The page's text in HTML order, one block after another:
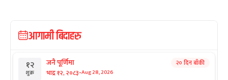
आगामी बिदाहरु
१२
शुक्र
जनै पूर्णिमा
भाद्र १२, २०८३-Aug 28, 2026
२० दिन बाँकी